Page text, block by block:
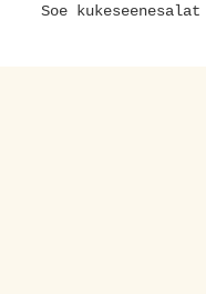
Soe kukeseenesalat